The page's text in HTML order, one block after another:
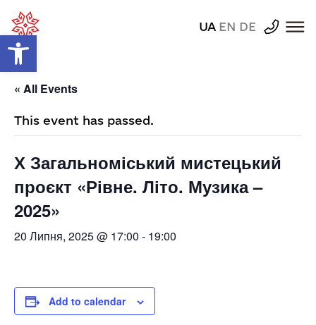
Відкрити Панель інструментів
UA EN DE
« All Events
This event has passed.
Х Загальноміський мистецький
проєкт «Рівне. Літо. Музика –
2025»
20 Липня, 2025 @ 17:00 - 19:00
Add to calendar